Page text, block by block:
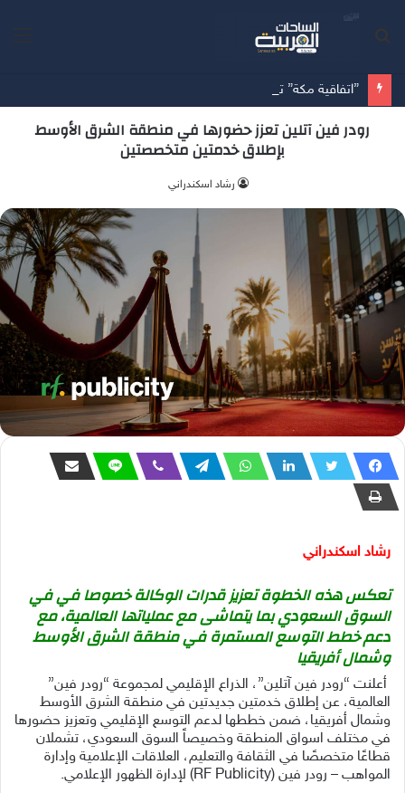
رودر فين آتلين تعزز حضورها في منطقة الشرق الأوسط
بإطلاق خدمتين متخصصتين
‫رشاد اسكندراني
رشاد اسكندراني
تعكس هذه الخطوة تعزيز قدرات الوكالة خصوصا في في
السوق السعودي بما يتماشى مع عملياتها العالمية، مع
دعم خطط التوسع المستمرة في منطقة الشرق الأوسط
وشمال أفريقيا
أعلنت “رودر فين آتلين”، الذراع الإقليمي لمجموعة “رودر فين”
العالمية، عن إطلاق خدمتين جديدتين في منطقة الشرق الأوسط
وشمال أفريقيا، ضمن خططها لدعم التوسع الإقليمي وتعزيز حضورها
في مختلف اسواق المنطقة وخصيصاً السوق السعودي، تشملان
قطاعًا متخصصًا في الثقافة والتعليم، العلاقات الإعلامية وإدارة
المواهب – رودر فين (RF Publicity) لإدارة الظهور الإعلامي.